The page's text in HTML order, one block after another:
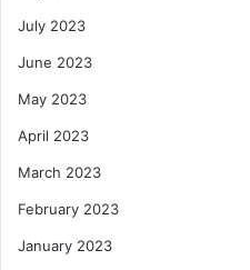
July 2023
June 2023
May 2023
April 2023
March 2023
February 2023
January 2023